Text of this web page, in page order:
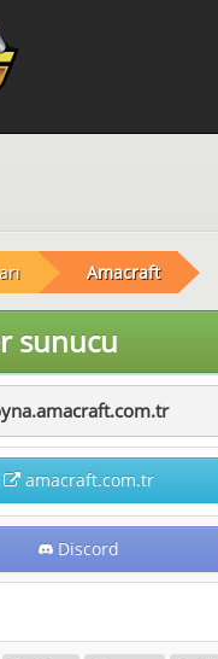
Amacraft
sunucu
amacraft.com.tr
Discord